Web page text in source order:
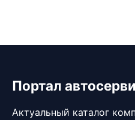
Портал
Актуальный каталог